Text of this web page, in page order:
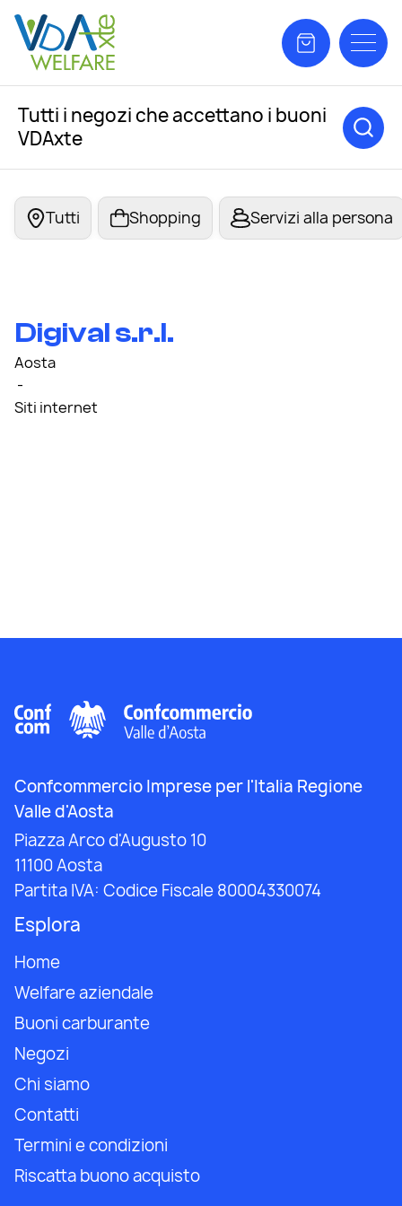
Tutti i negozi che accettano i buoni
VDAxte
Tutti Shopping Servizi alla persona
Digival s.r.l.
Aosta
-
Siti internet
Confcommercio Imprese per l'Italia Regione
Valle d'Aosta
Piazza Arco d'Augusto 10
11100 Aosta
Partita IVA: Codice Fiscale 80004330074
Esplora
Home
Welfare aziendale
Buoni carburante
Negozi
Chi siamo
Contatti
Termini e condizioni
Riscatta buono acquisto